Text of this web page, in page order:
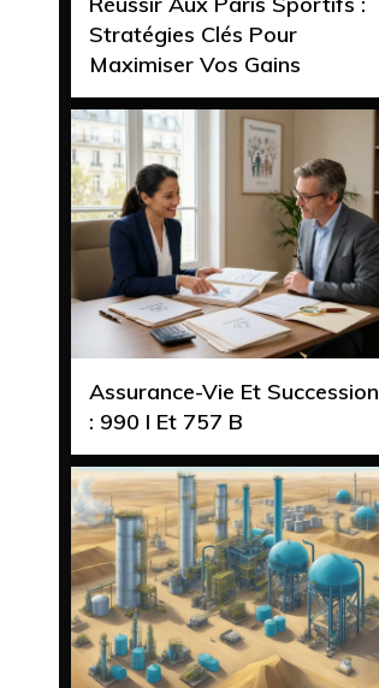
Stratégies Clés Pour
Maximiser Vos Gains
Assurance-Vie Et Succession
: 990 I Et 757 B